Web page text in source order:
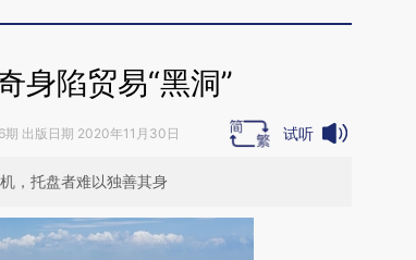
身陷贸易“黑洞”
出版日期 2020年11月30日 试听
，托盘者难以独善其身